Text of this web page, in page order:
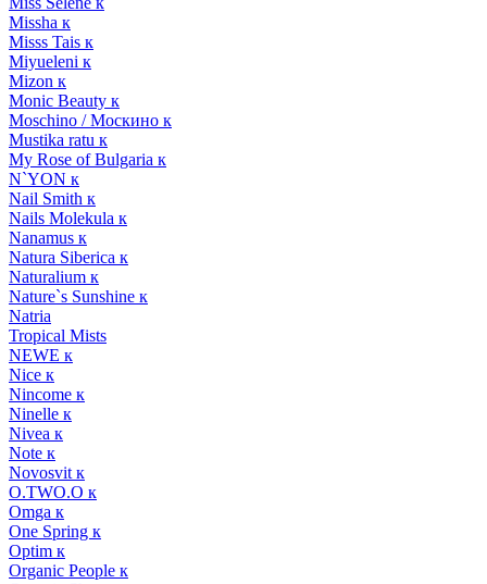
Missha к
Misss Tais к
Miyueleni к
Mizon к
Monic Beauty к
Moschino / Москино к
Mustika ratu к
My Rose of Bulgaria к
N`YON к
Nail Smith к
Nails Molekula к
Nanamus к
Natura Siberica к
Naturalium к
Nature`s Sunshine к
Natria
Tropical Mists
NEWE к
Nice к
Nincome к
Ninelle к
Nivea к
Note к
Novosvit к
O.TWO.O к
Omga к
One Spring к
Optim к
Organic People к